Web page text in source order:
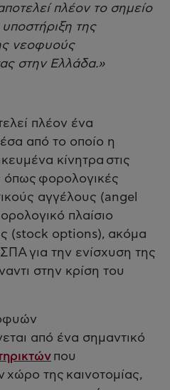
πλέον το σημείο
της
νεοφυούς
στην Ελλάδα.»
πλέον ένα
από το οποίο η
κίνητρα στις
όπως φορολογικές
αγγέλους (angel
πλαίσιο
(stock options), ακόμα
για την ενίσχυση της
στην κρίση του
από ένα σημαντικό
που
χώρο της καινοτομίας,